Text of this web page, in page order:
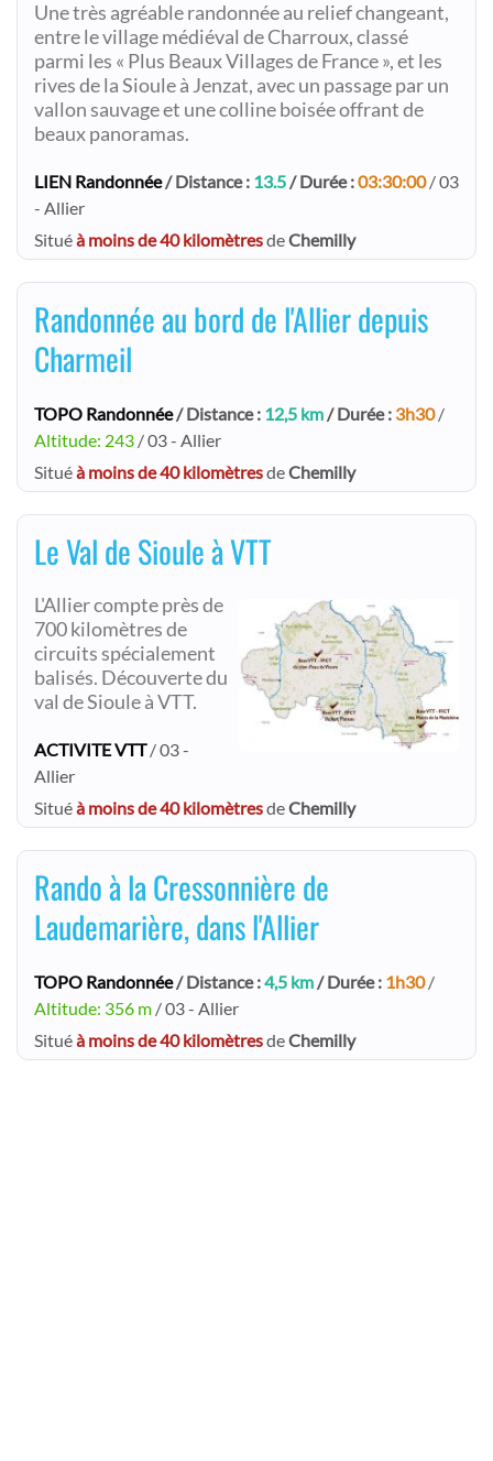
Une très agréable randonnée au relief changeant,
entre le village médiéval de Charroux, classé
parmi les « Plus Beaux Villages de France », et les
rives de la Sioule à Jenzat, avec un passage par un
vallon sauvage et une colline boisée offrant de
beaux panoramas.
LIEN Randonnée/ Distance : 13.5/ Durée :03:30:00/ 03
- Allier
Situéà moins de 40 kilomètresdeChemilly
Randonnée au bord de l'Allier depuis
Charmeil
TOPO Randonnée/ Distance : 12,5 km/ Durée : 3h30/
Altitude: 243 / 03 - Allier
Situéà moins de 40 kilomètresdeChemilly
Le Val de Sioule à VTT
L'Allier compte près de
700 kilomètres de
circuits spécialement
balisés. Découverte du
val de Sioule à VTT.
ACTIVITE VTT/ 03 -
Allier
Situéà moins de 40 kilomètresdeChemilly
Rando à la Cressonnière de
Laudemarière, dans l'Allier
TOPO Randonnée/ Distance :4,5 km/ Durée : 1h30/
Altitude: 356 m / 03 - Allier
Situéà moins de 40 kilomètresdeChemilly